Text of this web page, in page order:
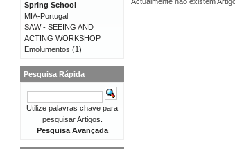
Spring School
MIA-Portugal
SAW - SEEING AND
ACTING WORKSHOP
Emolumentos (1)
Pesquisa Rápida
Utilize palavras chave para
pesquisar Artigos.
Pesquisa Avançada